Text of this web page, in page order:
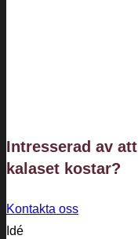
Intresserad av
kalaset kostar?
Kontakta oss
Idé